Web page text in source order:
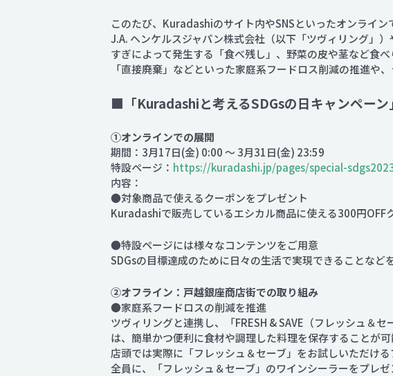
このたび、Kuradashiのサイト内やSNSといったオンライ
J.A. ヘンケルスジャパン株式会社（以下「ツヴィリング」
すぎによって発生する「食べ残し」、野菜の皮や茎など食
「直接廃棄」などといった家庭系フードロス削減の推進や
■「Kuradashiと考えるSDGsの日キャンペーン
①オンラインでの展開
期間：3月17日(金) 0:00 ～ 3月31日(金) 23:59
特設ページ： https://kuradashi.jp/pages/special-
内容：
●対象商品で使えるクーポンをプレゼント
Kuradashiで販売しているエシカル商品に使える300円OFF
●特設ページには様々なコンテンツをご用意
SDGsの目標達成のために日々の生活で実現できることなど
②オフライン：戸越銀座商店街での取り組み
●家庭系フードロスの削減を推進
ツヴィリングと連携し、「FRESH & SAVE（フレッシュ＆
は、簡単かつ便利に食材や調理した料理を保存することが
店頭では実際に「フレッシュ＆セーブ」をお試しいただけ
全員に、「フレッシュ＆セーブ」のワインシーラーをプレゼ